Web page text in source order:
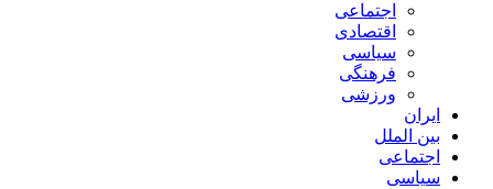
اجتماعی
اقتصادی
سیاسی
فرهنگی
ورزشی
ایران
بین الملل
اجتماعی
سیاسی